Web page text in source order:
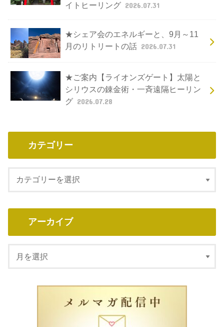
イトヒーリング 2026.07.31
★シェア会のエネルギーと、9月～11
月のリトリートの話 2026.07.31
★ご案内【ライオンズゲート】太陽と
シリウスの錬金術・一斉遠隔ヒーリン
グ 2026.07.28
カテゴリー
アーカイブ